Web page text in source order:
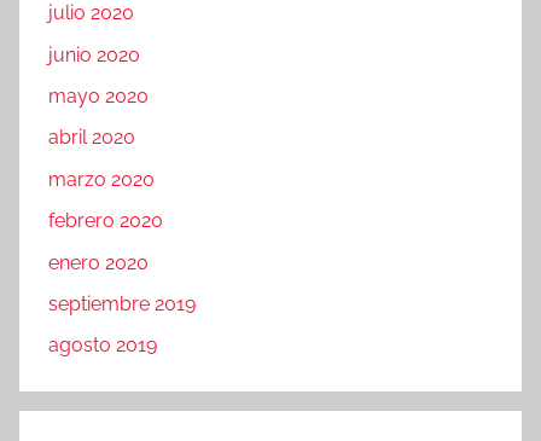
julio 2020
junio 2020
mayo 2020
abril 2020
marzo 2020
febrero 2020
enero 2020
septiembre 2019
agosto 2019